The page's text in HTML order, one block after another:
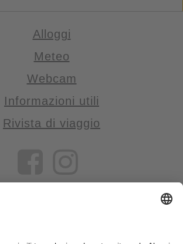
Alloggi
Meteo
Webcam
Informazioni utili
Rivista di viaggio